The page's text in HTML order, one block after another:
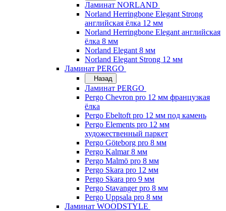
Ламинат NORLAND
Norland Herringbone Elegant Strong
английская ёлка 12 мм
Norland Herringbone Elegant английская
ёлка 8 мм
Norland Elegant 8 мм
Norland Elegant Strong 12 мм
Ламинат PERGO
Назад
Ламинат PERGO
Pergo Chevron pro 12 мм французкая
ёлка
Pergo Ebeltoft pro 12 мм под камень
Pergo Elements pro 12 мм
художественный паркет
Pergo Göteborg pro 8 мм
Pergo Kalmar 8 мм
Pergo Malmö pro 8 мм
Pergo Skara pro 12 мм
Pergo Skara pro 9 мм
Pergo Stavanger pro 8 мм
Pergo Uppsala pro 8 мм
Ламинат WOODSTYLE